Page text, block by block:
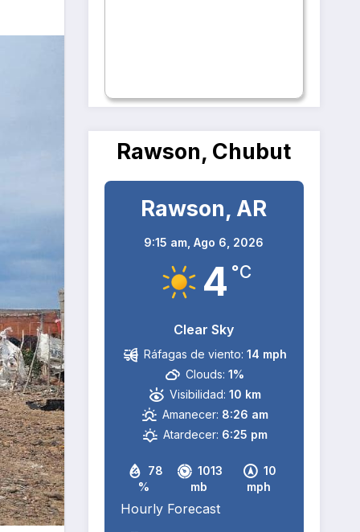
Rawson, Chubut
Rawson, AR
9:15 am,Ago 6, 2026
4 °C
Clear Sky
78
%
1013
mb
10
mph
Ráfagas de viento: 14 mph
Clouds: 1%
Visibilidad: 10 km
Amanecer: 8:26 am
Atardecer: 6:25 pm
Hourly Forecast